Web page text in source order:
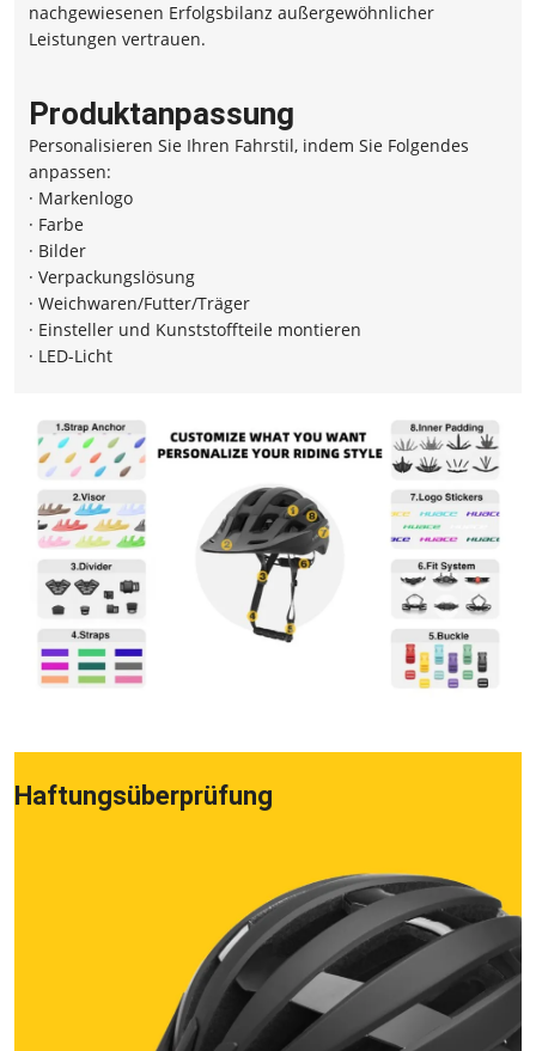
nachgewiesenen Erfolgsbilanz außergewöhnlicher
Leistungen vertrauen.
Produktanpassung
Personalisieren Sie Ihren Fahrstil, indem Sie Folgendes
anpassen:
· Markenlogo
· Farbe
· Bilder
· Verpackungslösung
· Weichwaren/Futter/Träger
· Einsteller und Kunststoffteile montieren
· LED-Licht
Haftungsüberprüfung